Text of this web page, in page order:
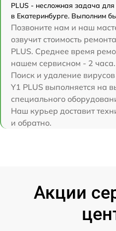
PLUS - несложная задача
в Екатеринбурге. Выполним
Позвоните нам и наш
озвучит стоимость
PLUS. Среднее время
нашем сервисном - 2 часа.
Поиск и удаление
Y1 PLUS выполняется на
специального
Наш курьер доставит
и обратно.
Акции